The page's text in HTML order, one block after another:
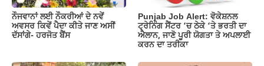
ਨੌਜਵਾਨਾਂ ਲਈ ਨੌਕਰੀਆਂ ਦੇ ਨਵੇਂ
ਅਵਸਰ ਕਿਵੇਂ ਪੈਦਾ ਕੀਤੇ ਜਾਣ ਅਸੀਂ
ਦੱਸਾਂਗੇ- ਹਰਜੋਤ ਬੈਂਸ
Punjab Job Alert: ਵੋਕੇਸ਼ਨਲ
ਟ੍ਰੇਨਿੰਗ ਸੈਂਟਰ ‘ਚ ਠੇਕੇ ‘ਤੇ ਭਰਤੀ ਦਾ
ਐਲਾਨ, ਜਾਣੋ ਪੂਰੀ ਯੋਗਤਾ ਤੇ ਅਪਲਾਈ
ਕਰਨ ਦਾ ਤਰੀਕਾ